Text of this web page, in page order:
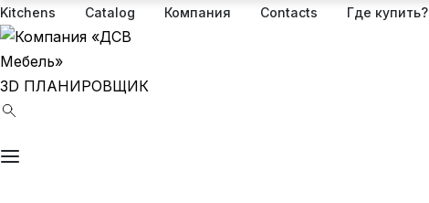
Kitchens Catalog Компания Contacts Где купить?
3D ПЛАНИРОВЩИК